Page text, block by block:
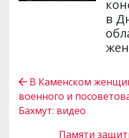
в
В Каменском
военного и
Бахмут: видео
Памяти